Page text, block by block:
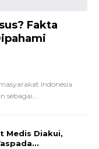
Fakta
Indonesia
sebagai…
Medis Diakui,